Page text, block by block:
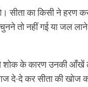
का किसी ने हरण
तो नहीं गई या जल लाने
शोक के कारण उनकी आँखें
दे-दे कर सीता की खोज